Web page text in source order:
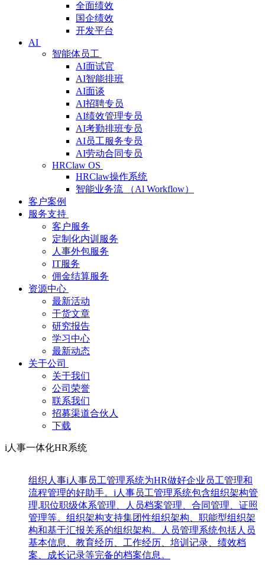
全面绩效
国企绩效
开发平台
AI
智能体员工
AI面试官
AI智能排班
AI面谈
AI招聘专员
AI绩效管理专员
AI考勤排班专员
AI员工服务专员
AI劳动合同专员
HRClaw OS
HRClaw操作系统
智能业务流 （Al Workflow）
客户案例
服务支持
客户服务
定制化内训服务
人事外包服务
IT服务
佣金结算服务
资源中心
最新活动
干货文章
研究报告
学习中心
最新动态
关于公司
关于我们
公司荣誉
联系我们
招募渠道合伙人
下载
i人事一体化HR系统
组织人事i人事员工管理系统为HR做好企业员工管理和
流程管理的好助手。i人事员工管理系统包含组织架构管
理,职位职级体系管理、人员档案管理、合同管理、证照
管理等。组织架构支持集团性组织架构、职能型组织架
构和基于汇报关系的组织架构。人员管理系统包括人员
基本信息、教育经历、工作经历、培训记录、绩效档
案、成长记录等完备的档案信息。